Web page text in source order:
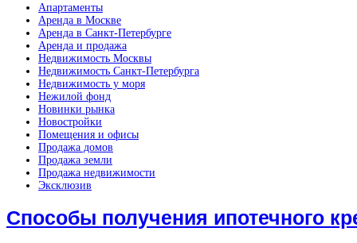
Апартаменты
Аренда в Москве
Аренда в Санкт-Петербурге
Аренда и продажа
Недвижимость Москвы
Недвижимость Санкт-Петербурга
Недвижимость у моря
Нежилой фонд
Новинки рынка
Новостройки
Помещения и офисы
Продажа домов
Продажа земли
Продажа недвижимости
Эксклюзив
Способы получения ипотечного